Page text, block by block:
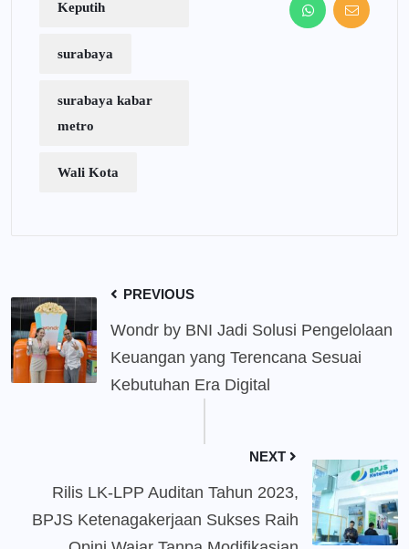
Keputih
surabaya
surabaya kabar
metro
Wali Kota
PREVIOUS
Wondr by BNI Jadi Solusi Pengelolaan
Keuangan yang Terencana Sesuai
Kebutuhan Era Digital
NEXT
Rilis LK-LPP Auditan Tahun 2023,
BPJS Ketenagakerjaan Sukses Raih